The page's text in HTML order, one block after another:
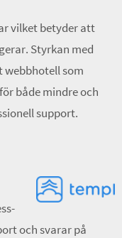
vilket betyder att
Styrkan med
webbhotell som
både mindre och
support.
och svarar på